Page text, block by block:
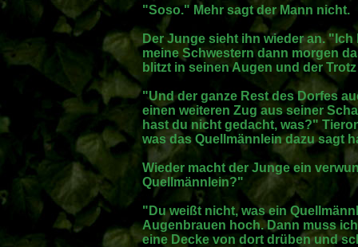
"Soso." Mehr sagt der Mann nicht.
Der Junge sieht ihn wieder an.
meine Schwestern dann morgen
blitzt in seinen Augen und der
"Und der ganze Rest des Dorfes
einen weiteren Zug aus seiner
hast du nicht gedacht, was?"
was das Quellmännlein dazu sagt
Wieder macht der Junge ein
Quellmännlein?"
"Du weißt nicht, was ein
Augenbrauen hoch. Dann muss
eine Decke von dort drüben und